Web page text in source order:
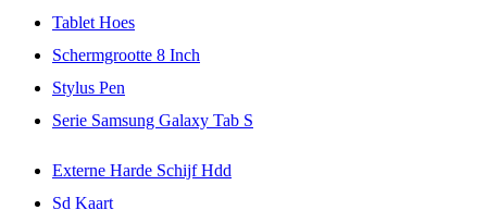
Tablet Hoes
Schermgrootte 8 Inch
Stylus Pen
Serie Samsung Galaxy Tab S
Externe Harde Schijf Hdd
Sd Kaart